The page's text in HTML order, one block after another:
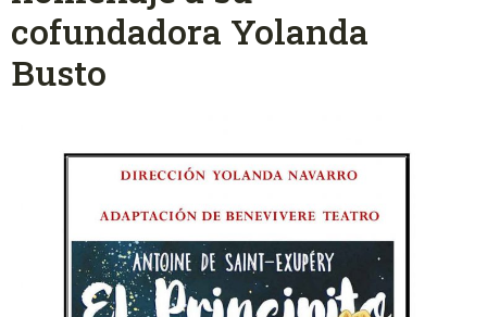
cofundadora Yolanda
Busto